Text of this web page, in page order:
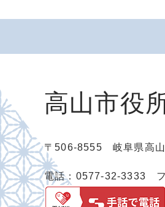
高山市役
〒506-8555 岐阜県高
電話：0577-32-3333